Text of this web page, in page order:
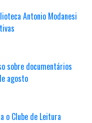
Antonio Modanesi
sobre documentários
agosto
o Clube de Leitura